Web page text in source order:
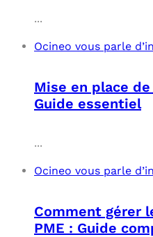
...
Ocineo vous parle
Mise en place
Guide essentiel
...
Ocineo vous parle
Comment gérer
PME : Guide